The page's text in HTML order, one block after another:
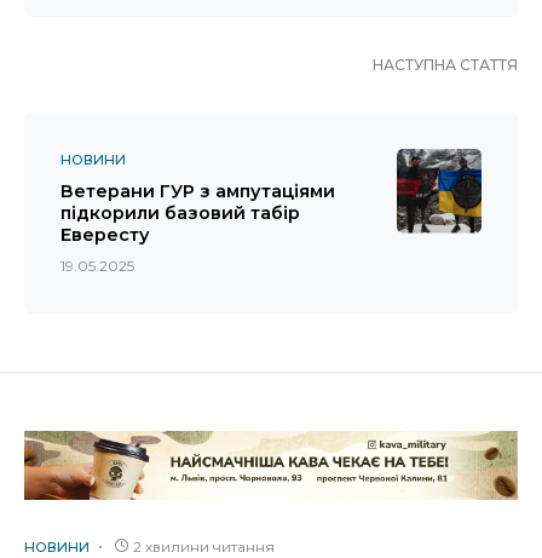
НАСТУПНА СТАТТЯ
НОВИНИ
Ветерани ГУР з ампутаціями
підкорили базовий табір
Евересту
19.05.2025
НОВИНИ 2 хвилини читання